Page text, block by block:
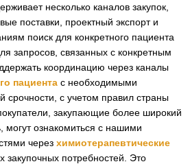
несколько каналов закупок,
поставки, проектный экспорт и
поиск для конкретного пациента
запросов, связанных с конкретным
координацию через каналы
пациента с необходимыми
срочности, с учетом правил страны
закупающие более широкий
могут ознакомиться с нашими
через химиотерапевтические
закупочных потребностей. Это